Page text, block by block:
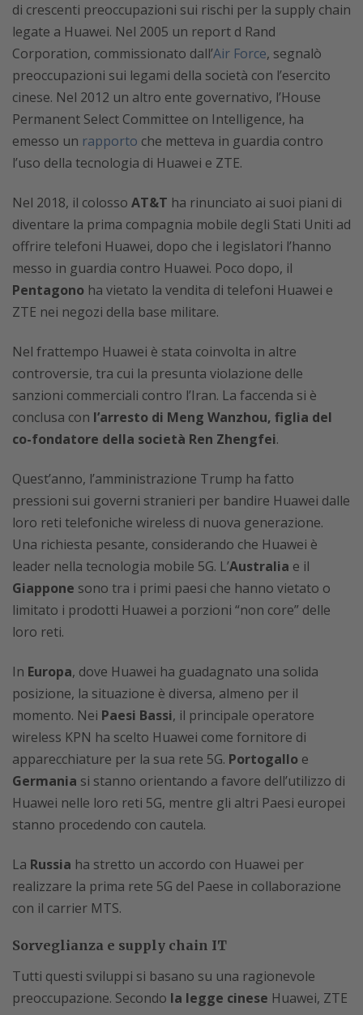
di crescenti preoccupazioni sui rischi per la supply chain
legate a Huawei. Nel 2005 un report d Rand
Corporation, commissionato dall’Air Force, segnalò
preoccupazioni sui legami della società con l’esercito
cinese. Nel 2012 un altro ente governativo, l’House
Permanent Select Committee on Intelligence, ha
emesso un rapporto che metteva in guardia contro
l’uso della tecnologia di Huawei e ZTE.
Nel 2018, il colosso AT&T ha rinunciato ai suoi piani di
diventare la prima compagnia mobile degli Stati Uniti ad
offrire telefoni Huawei, dopo che i legislatori l’hanno
messo in guardia contro Huawei. Poco dopo, il
Pentagono ha vietato la vendita di telefoni Huawei e
ZTE nei negozi della base militare.
Nel frattempo Huawei è stata coinvolta in altre
controversie, tra cui la presunta violazione delle
sanzioni commerciali contro l’Iran. La faccenda si è
conclusa con l’arresto di Meng Wanzhou, figlia del
co-fondatore della società Ren Zhengfei.
Quest’anno, l’amministrazione Trump ha fatto
pressioni sui governi stranieri per bandire Huawei dalle
loro reti telefoniche wireless di nuova generazione.
Una richiesta pesante, considerando che Huawei è
leader nella tecnologia mobile 5G. L’Australia e il
Giappone sono tra i primi paesi che hanno vietato o
limitato i prodotti Huawei a porzioni “non core” delle
loro reti.
In Europa, dove Huawei ha guadagnato una solida
posizione, la situazione è diversa, almeno per il
momento. Nei Paesi Bassi, il principale operatore
wireless KPN ha scelto Huawei come fornitore di
apparecchiature per la sua rete 5G. Portogallo e
Germania si stanno orientando a favore dell’utilizzo di
Huawei nelle loro reti 5G, mentre gli altri Paesi europei
stanno procedendo con cautela.
La Russia ha stretto un accordo con Huawei per
realizzare la prima rete 5G del Paese in collaborazione
con il carrier MTS.
Sorveglianza e supply chain IT
Tutti questi sviluppi si basano su una ragionevole
preoccupazione. Secondo la legge cinese Huawei, ZTE